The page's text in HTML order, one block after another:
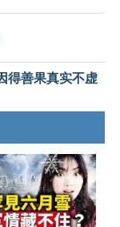
得善果真实不虚